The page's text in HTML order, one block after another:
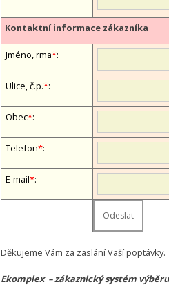
Kontaktní informace zákazníka
Jméno, firma*:
Ulice, č.p.*:
Obec*:
Telefon*:
E-mail*:
Děkujeme Vám za zaslání Vaší poptávky.
Ekomplex – zákaznický systém